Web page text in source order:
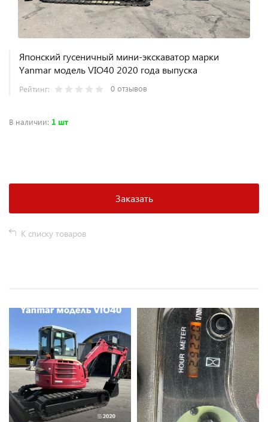
Японский гусеничный мини-экскаватор марки
Yanmar модель VIO40 2020 года выпуска
Рейтинг: 0 отзывов
В наличии: 1 шт
Заказать
К списку товаров